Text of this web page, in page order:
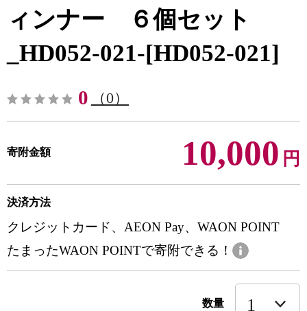
ィンナー ６個セット
_HD052-021-[HD052-021]
0 （0）
寄附金額 10,000 円
決済方法
クレジットカード、AEON Pay、WAON POINT
たまったWAON POINTで寄附できる！
数量